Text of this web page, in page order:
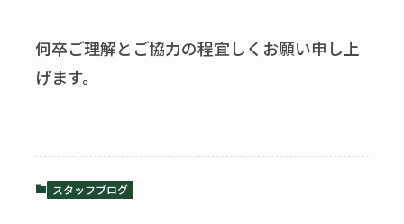
何卒ご理解とご協力の程宜しくお願い申し上
げます。
スタッフブログ